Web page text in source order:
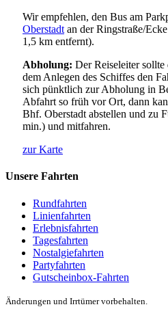
Wir empfehlen, den Bus am
Oberstadt an der Ringstraße/
1,5 km entfernt).
Abholung: Der Reiseleiter
dem Anlegen des Schiffes den
sich pünktlich zur Abholung in
Abfahrt so früh vor Ort, dann
Bhf. Oberstadt abstellen und zu
min.) und mitfahren.
zur Karte
Unsere Fahrten
Rundfahrten
Linienfahrten
Erlebnisfahrten
Tagesfahrten
Nostalgiefahrten
Partyfahrten
Gutscheinbox-Fahrten
Änderungen und Irrtümer vorbehalten.